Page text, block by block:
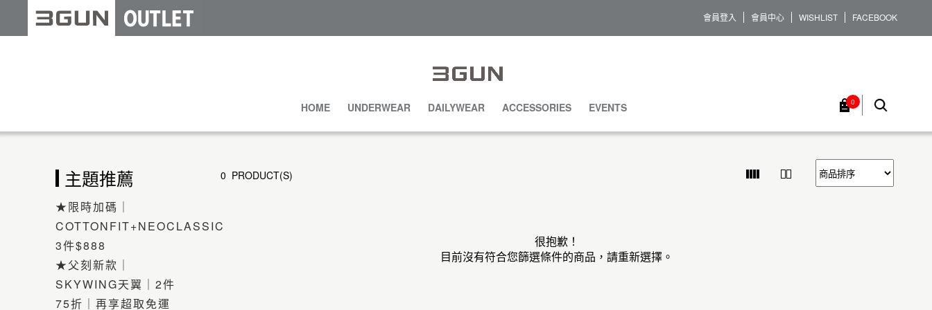
會員登入 會員中心 WISHLIST FACEBOOK
HOME UNDERWEAR DAILYWEAR ACCESSORIES EVENTS 0
主題推薦
★限時加碼｜
COTTONFIT+NEOCLASSIC
3件$888
★父刻新款｜
SKYWING天翼｜2件
75折｜再享超取免運
0 PRODUCT(S)
很抱歉！
目前沒有符合您篩選條件的商品，請重新選擇。